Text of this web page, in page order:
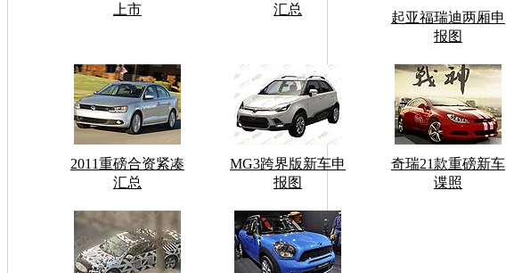
上市
汇总
起亚福瑞迪两厢申
报图
2011重磅合资紧凑
汇总
MG3跨界版新车申
报图
奇瑞21款重磅新车
谍照